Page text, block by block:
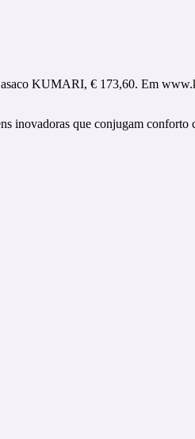
KUMARI, € 173,60. Em
inovadoras que conjugam conforto